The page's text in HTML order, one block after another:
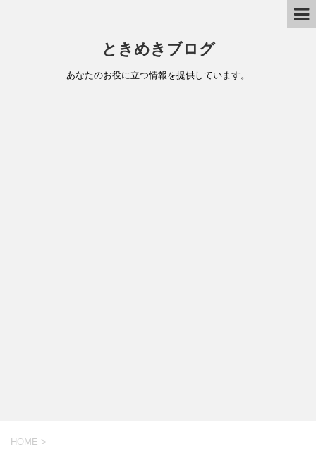
ときめきブログ
あなたのお役に立つ情報を提供しています。
HOME >